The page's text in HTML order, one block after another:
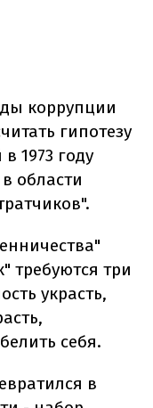
коррупции
гипотезу
1973 году
области
требуются три
украсть,
себя.
в